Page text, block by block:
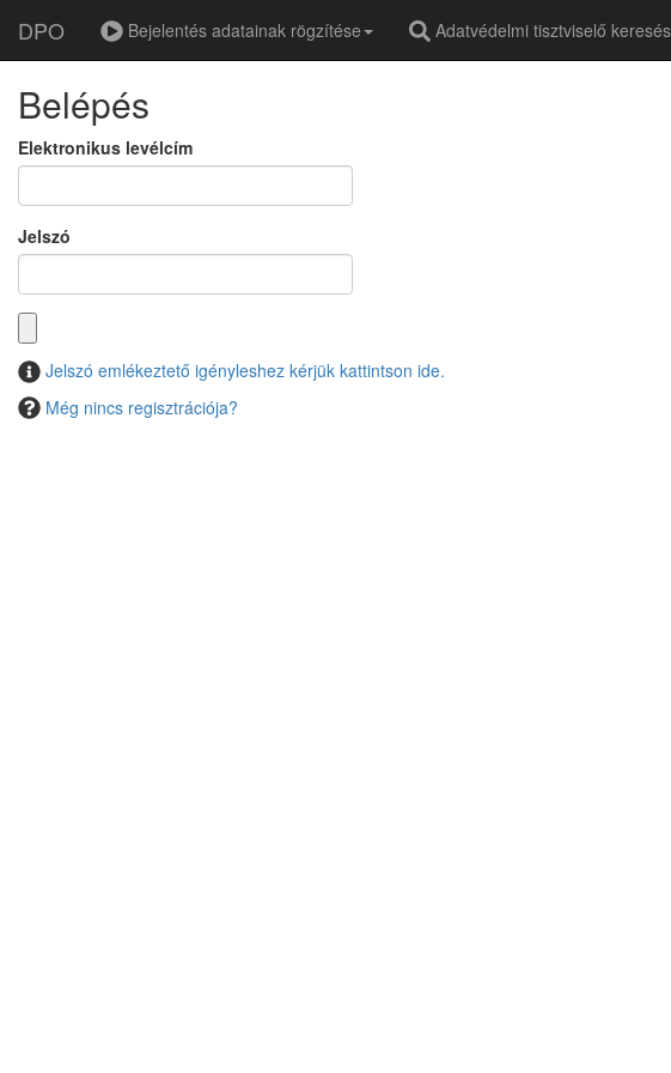
DPO Bejelentés adatainak rögzítése Adatvédelmi tisztviselő keresés
Belépés
Elektronikus levélcím
Jelszó
Jelszó emlékeztető igényleshez kérjük kattintson ide.
Még nincs regisztrációja?